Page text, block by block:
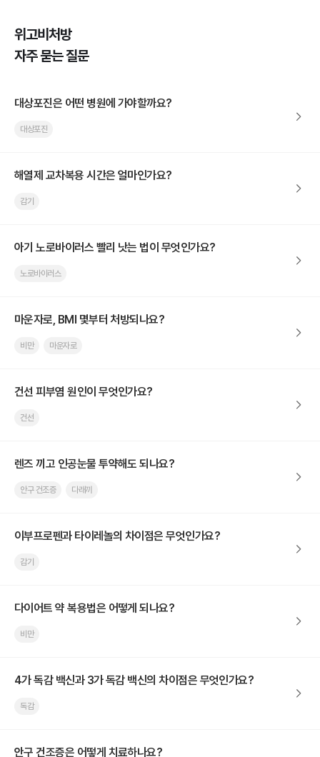
위고비처방
자주 묻는 질문
대상포진은 어떤 병원에 가야할까요?
대상포진
해열제 교차복용 시간은 얼마인가요?
감기
아기 노로바이러스 빨리 낫는 법이 무엇인가요?
노로바이러스
마운자로, BMI 몇부터 처방되나요?
비만 마운자로
건선 피부염 원인이 무엇인가요?
건선
렌즈 끼고 인공눈물 투약해도 되나요?
안구 건조증 다래끼
이부프로펜과 타이레놀의 차이점은 무엇인가요?
감기
다이어트 약 복용법은 어떻게 되나요?
비만
4가 독감 백신과 3가 독감 백신의 차이점은 무엇인가요?
독감
안구 건조증은 어떻게 치료하나요?